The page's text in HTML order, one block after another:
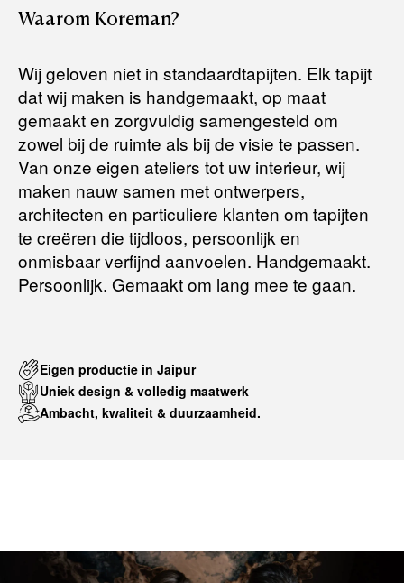
aankoopbedrag zo snel mogelijk terug, maar uiterlijkbinnen 14
dagen na herroeping .
Voor meer informatie kunt u terecht op:
Terugbetalingsbeleid
Waarom Koreman?
Wij geloven niet in standaardtapijten. Elk tapijt
dat wij maken is handgemaakt, op maat
gemaakt en zorgvuldig samengesteld om
zowel bij de ruimte als bij de visie te passen.
Van onze eigen ateliers tot uw interieur, wij
maken nauw samen met ontwerpers,
architecten en particuliere klanten om tapijten
te creëren die tijdloos, persoonlijk en
onmisbaar verfijnd aanvoelen. Handgemaakt.
Persoonlijk. Gemaakt om lang mee te gaan.
Eigen productie in Jaipur
Uniek design & volledig maatwerk
Ambacht, kwaliteit & duurzaamheid.